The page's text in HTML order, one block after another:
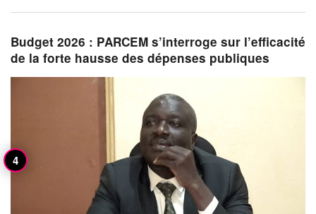
Budget 2026 : PARCEM s’interroge sur l’efficacité
de la forte hausse des dépenses publiques